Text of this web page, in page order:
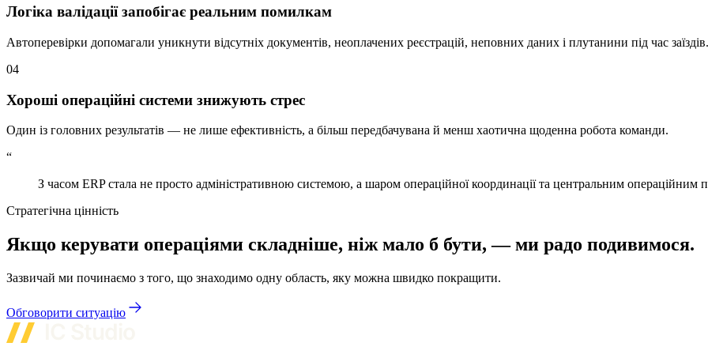
Логіка валідації запобігає реальним помилкам
Автоперевірки допомагали уникнути відсутніх документів, неоплачених реєстрацій, неповних даних і плутанини під час заїздів.
04
Хороші операційні системи знижують стрес
Один із головних результатів — не лише ефективність, а більш передбачувана й менш хаотична щоденна робота команди.
“
З часом ERP стала не просто адміністративною системою, а шаром операційної координації та центральним операційним
Стратегічна цінність
Якщо керувати операціями складніше, ніж мало б бути, — ми радо подивимося.
Зазвичай ми починаємо з того, що знаходимо одну область, яку можна швидко покращити.
Обговорити ситуацію